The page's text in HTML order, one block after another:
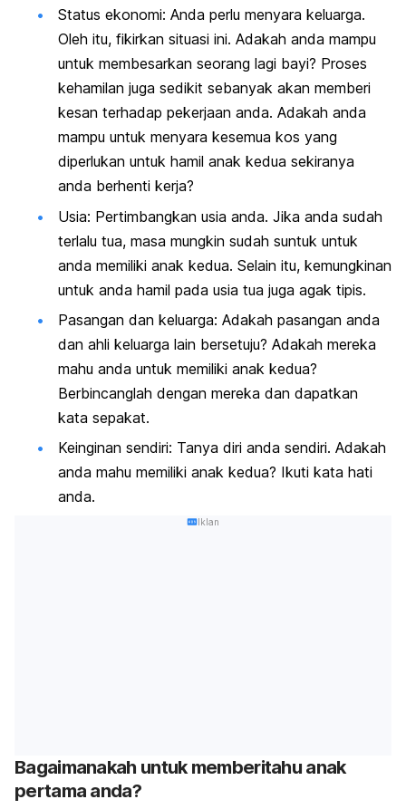
Status ekonomi: Anda perlu menyara keluarga.
Oleh itu, fikirkan situasi ini. Adakah anda mampu
untuk membesarkan seorang lagi bayi? Proses
kehamilan juga sedikit sebanyak akan memberi
kesan terhadap pekerjaan anda. Adakah anda
mampu untuk menyara kesemua kos yang
diperlukan untuk hamil anak kedua sekiranya
anda berhenti kerja?
Usia: Pertimbangkan usia anda. Jika anda sudah
terlalu tua, masa mungkin sudah suntuk untuk
anda memiliki anak kedua. Selain itu, kemungkinan
untuk anda hamil pada usia tua juga agak tipis.
Pasangan dan keluarga: Adakah pasangan anda
dan ahli keluarga lain bersetuju? Adakah mereka
mahu anda untuk memiliki anak kedua?
Berbincanglah dengan mereka dan dapatkan
kata sepakat.
Keinginan sendiri: Tanya diri anda sendiri. Adakah
anda mahu memiliki anak kedua? Ikuti kata hati
anda.
Iklan
Bagaimanakah untuk memberitahu anak
pertama anda?